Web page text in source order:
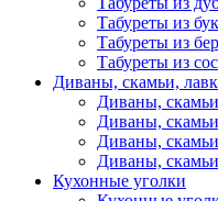
Табуреты из
Табуреты из
Табуреты из
Диваны, скамьи,
Диваны,
Диваны,
Диваны,
Диваны,
Кухонные уголки